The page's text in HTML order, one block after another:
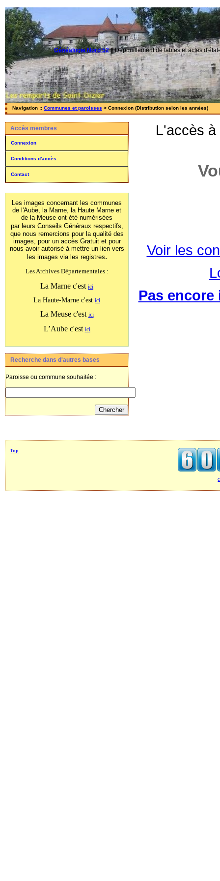
Généalogie Nord 52||Dépouillement de tables et actes
Navigation :: Communes et paroisses > Connexion (Distribution selon les années)
Accès membres
Connexion
Conditions d'accès
Contact
Les images concernant les communes
de l'Aube, la Marne, la Haute Marne et
de la Meuse ont été numérisées
par leurs Conseils Généraux respectifs,
que nous remercions pour la qualité des
images, pour un accès Gratuit et pour
nous avoir autorisé à mettre un lien vers
les images via les registres.
Les Archives Départementales :
La Marne c'est ici
La Haute-Marne c'est ici
La Meuse c'est ici
L’Aube c'est ici
Recherche dans d'autres bases
Paroisse ou commune souhaitée :
L'accès
Voir les
Pas
Top